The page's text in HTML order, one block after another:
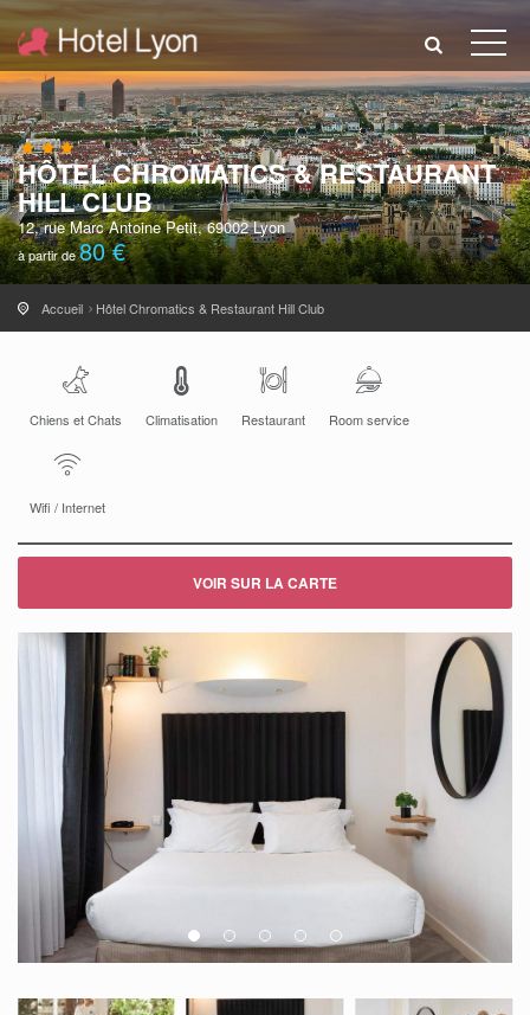
HÔTEL CHROMATICS & RESTAURANT
HILL CLUB
12, rue Marc Antoine Petit, 69002 Lyon
à partir de80 €
Accueil Hôtel Chromatics & Restaurant Hill Club
Chiens et Chats Climatisation Restaurant Room service
Wifi / Internet
VOIR SUR LA CARTE